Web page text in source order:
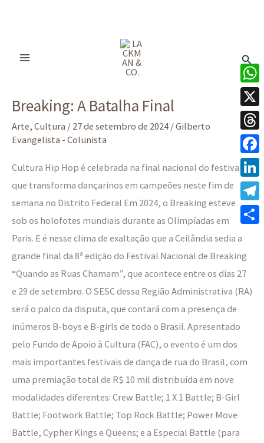
Breaking: A Batalha Final
Arte, Cultura / 27 de setembro de 2024 /Gilberto
Evangelista - Colunista
Cultura Hip Hop é celebrada na final nacional do festival
que transforma dançarinos em campeões neste fim de
semana no Distrito Federal Em 2024, o Breaking esteve
sob os holofotes mundiais durante as Olimpíadas em
Paris. E é nesse clima de exaltação que a Ceilândia sedia a
grande final da 8ª edição do Festival Nacional de Breaking
“Quando as Ruas Chamam”, que acontece entre os dias 27
e 29 de setembro. O SESC dessa Região Administrativa (RA)
será o palco da disputa, que contará com a presença de
inúmeros B-boys e B-girls de todo o Brasil. Apresentado
pelo Fundo de Apoio à Cultura (FAC), o evento é um dos
mais importantes festivais de dança de rua do Brasil, com
uma premiação total de R$ 10 mil distribuída em nove
modalidades diferentes: Crew Battle; 1 X 1 Battle; B-Girl
Battle; Footwork Battle; Top Rock Battle; Power Move
Battle, Cypher Kings e Queens; e a Especial Battle (para
A
Batalha
Final
X